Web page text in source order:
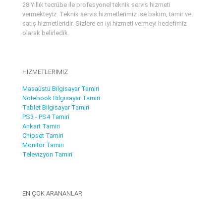
28 Yıllık tecrübe ile profesyonel teknik servis hizmeti
vermekteyiz. Teknik servis hizmetlerimiz ise bakım, tamir ve
satış hizmetleridir. Sizlere en iyi hizmeti vermeyi hedefimiz
olarak belirledik.
HİZMETLERİMİZ
Masaüstü Bilgisayar Tamiri
Notebook Bilgisayar Tamiri
Tablet Bilgisayar Tamiri
PS3 - PS4 Tamiri
Ankart Tamiri
Chipset Tamiri
Monitör Tamiri
Televizyon Tamiri
EN ÇOK ARANANLAR